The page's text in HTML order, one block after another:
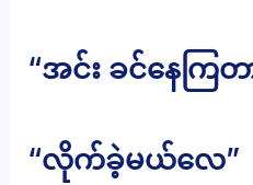
“အင်း ခင်နေကြတ
“လိုက်ခဲ့မယ်လေ”